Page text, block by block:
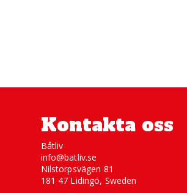
Kontakta oss
Båtliv
info@batliv.se
Nilstorpsvägen 81
181 47 Lidingö, Sweden